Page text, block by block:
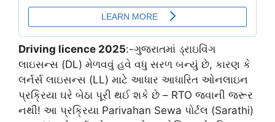
Driving licence 2025:-ગુજરાતમાં ડ્રાઇવિંગ
લાઇસન્સ (DL) મેળવવું હવે વધુ સરળ બન્યું છે, કારણ કે
લર્નર્સ લાઇસન્સ (LL) માટે આધાર આધારિત ઓનલાઇન
પ્રક્રિયા ઘરે બેઠા પૂરી થઈ શકે છે – RTO જવાની જરૂર
નથી! આ પ્રક્રિયા Parivahan Sewa પોર્ટલ (Sarathi)